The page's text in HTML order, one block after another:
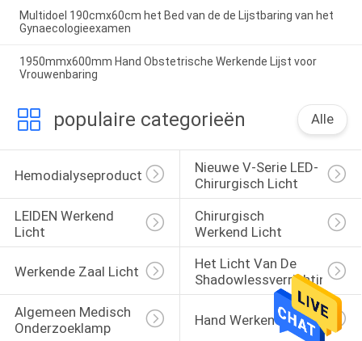
Multidoel 190cmx60cm het Bed van de de Lijstbaring van het
Gynaecologieexamen
1950mmx600mm Hand Obstetrische Werkende Lijst voor
Vrouwenbaring
populaire categorieën Alle
Hemodialyseproducten
Nieuwe V-Serie LED-
Chirurgisch Licht
LEIDEN Werkend
Licht
Chirurgisch
Werkend Licht
Werkende Zaal Licht
Het Licht Van De
Shadowlessverrichting
Algemeen Medisch
Onderzoeklamp
Hand Werkende Lijst